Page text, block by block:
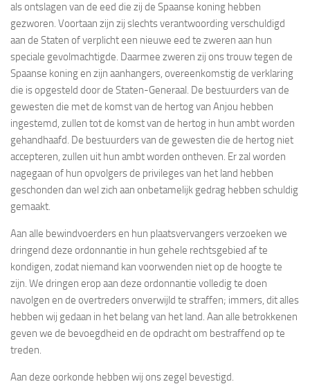
als ontslagen van de eed die zij de Spaanse koning hebben
gezworen. Voortaan zijn zij slechts verantwoording verschuldigd
aan de Staten of verplicht een nieuwe eed te zweren aan hun
speciale gevolmachtigde. Daarmee zweren zij ons trouw tegen de
Spaanse koning en zijn aanhangers, overeenkomstig de verklaring
die is opgesteld door de Staten-Generaal. De bestuurders van de
gewesten die met de komst van de hertog van Anjou hebben
ingestemd, zullen tot de komst van de hertog in hun ambt worden
gehandhaafd. De bestuurders van de gewesten die de hertog niet
accepteren, zullen uit hun ambt worden ontheven. Er zal worden
nagegaan of hun opvolgers de privileges van het land hebben
geschonden dan wel zich aan onbetamelijk gedrag hebben schuldig
gemaakt.
Aan alle bewindvoerders en hun plaatsvervangers verzoeken we
dringend deze ordonnantie in hun gehele rechtsgebied af te
kondigen, zodat niemand kan voorwenden niet op de hoogte te
zijn. We dringen erop aan deze ordonnantie volledig te doen
navolgen en de overtreders onverwijld te straffen; immers, dit alles
hebben wij gedaan in het belang van het land. Aan alle betrokkenen
geven we de bevoegdheid en de opdracht om bestraffend op te
treden.
Aan deze oorkonde hebben wij ons zegel bevestigd.